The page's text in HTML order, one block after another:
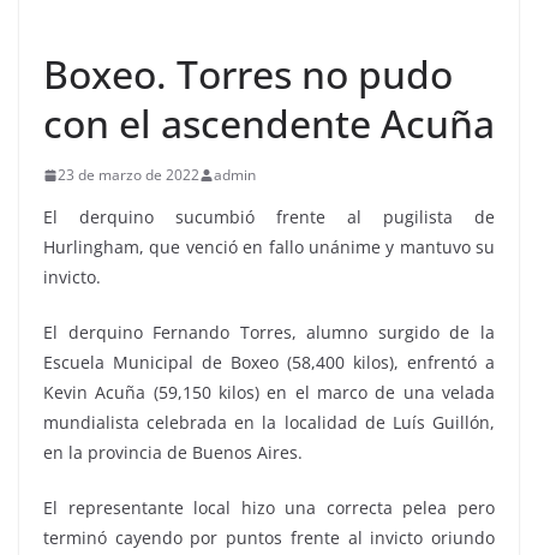
Boxeo. Torres no pudo
con el ascendente Acuña
23 de marzo de 2022 admin
El derquino sucumbió frente al pugilista de
Hurlingham, que venció en fallo unánime y mantuvo su
invicto.
El derquino Fernando Torres, alumno surgido de la
Escuela Municipal de Boxeo (58,400 kilos), enfrentó a
Kevin Acuña (59,150 kilos) en el marco de una velada
mundialista celebrada en la localidad de Luís Guillón,
en la provincia de Buenos Aires.
El representante local hizo una correcta pelea pero
terminó cayendo por puntos frente al invicto oriundo